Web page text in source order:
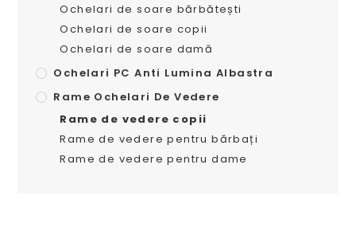
Ochelari de soare bărbătești
Ochelari de soare copii
Ochelari de soare damă
Ochelari PC Anti Lumina Albastra
Rame Ochelari De Vedere
Rame de vedere copii
Rame de vedere pentru bărbați
Rame de vedere pentru dame